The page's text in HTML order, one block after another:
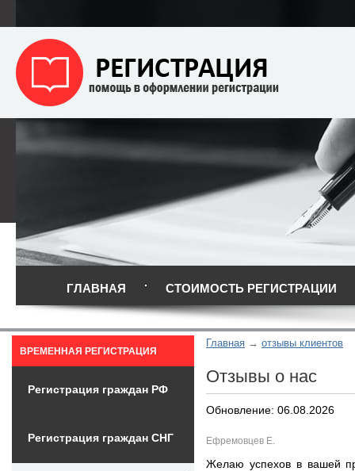
ГЛАВНАЯ СТОИМОСТЬ РЕГИСТРАЦИИ
Главная отзывы клиентов
Отзывы о нас
Обновление: 06.08.2026
Ефремовцев Е.
Желаю успехов в вашей
ВРЕМЕННАЯ РЕГИСТРАЦИЯ
Регистрация граждан РФ
Регистрация граждан СНГ